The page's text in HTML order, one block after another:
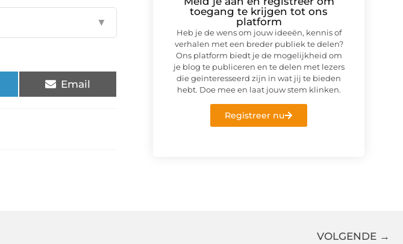
▼
Email
toegang te krijgen tot ons
platform
Heb je de wens om jouw ideeën, kennis of
verhalen met een breder publiek te delen?
Ons platform biedt je de mogelijkheid om
je blog te publiceren en te delen met lezers
die geïnteresseerd zijn in wat jij te bieden
hebt. Doe mee en laat jouw stem klinken.
Registreer nu
VOLGENDE →